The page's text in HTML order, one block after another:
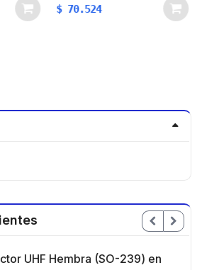
70.524
UHF Hembra (SO-239) en